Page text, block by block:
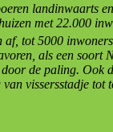
landinwaarts
met 22.000
af, tot 5000
als een soort
de paling. Ook
vissersstadje tot